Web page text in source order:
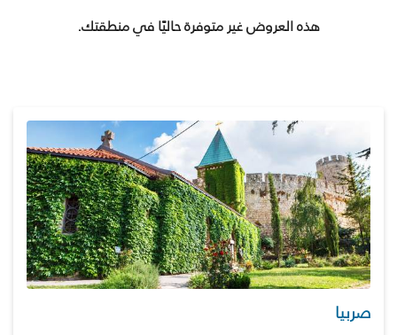
هذه العروض غير متوفرة حاليًا في منطقتك.
صربيا